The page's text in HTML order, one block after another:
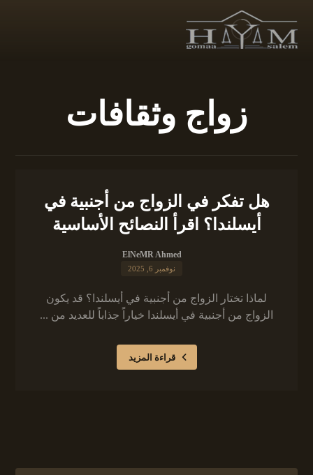
زواج وثقافات
هل تفكر في الزواج من أجنبية في
أيسلندا؟ اقرأ النصائح الأساسية
ElNeMR Ahmed
نوفمبر 6, 2025
لماذا تختار الزواج من أجنبية في أيسلندا؟ قد يكون
الزواج من أجنبية في أيسلندا خياراً جذاباً للعديد من ...
قراءة المزيد